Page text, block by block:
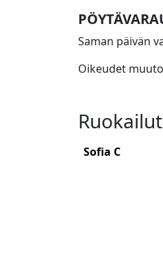
Saman päivän
Oikeudet
Ruokailut
Sofia C